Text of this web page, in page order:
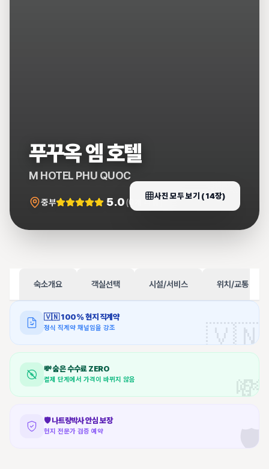
푸꾸옥 엠 호텔
M HOTEL PHU QUOC
중부 5.0(0 개 리뷰)
사진 모두 보기 ( 14장)
숙소개요 객실선택 시설/서비스 위치/교통
🇻🇳
🇻🇳 100% 현지 직계약
정식 직계약 채널임을 강조
💸
💸숨은 수수료 ZERO
결제 단계에서 가격이 바뀌지 않음
🛡️
🛡️ 나트랑박사 안심 보장
현지 전문가 검증 예약